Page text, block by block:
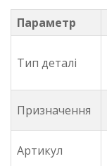
Параметр
Тип деталі
Призначення
Артикул